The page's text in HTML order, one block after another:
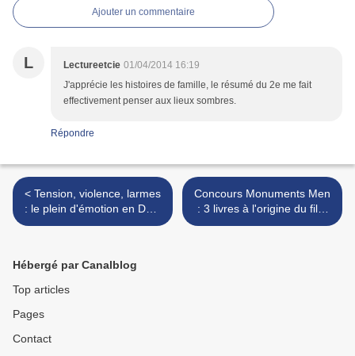
Ajouter un commentaire
L Lectureetcie 01/04/2014 16:19
J'apprécie les histoires de famille, le résumé du 2e me fait
effectivement penser aux lieux sombres.
Répondre
< Tension, violence, larmes
: le plein d'émotion en DVD
en 3 films...
Concours Monuments Men
: 3 livres à l'origine du film
de Clooney à gagner!! >
Hébergé par Canalblog
Top articles
Pages
Contact